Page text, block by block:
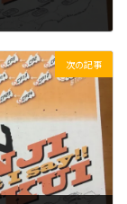
次の記事